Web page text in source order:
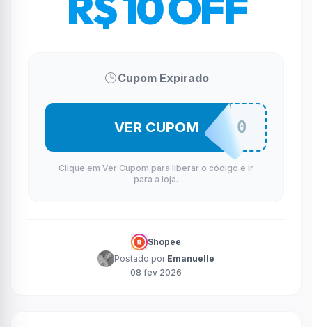
Cupom Expirado
FARMFP10
VER CUPOM
Clique em Ver Cupom para liberar o código e ir
para a loja.
Shopee
Postado por Emanuelle
08 fev 2026